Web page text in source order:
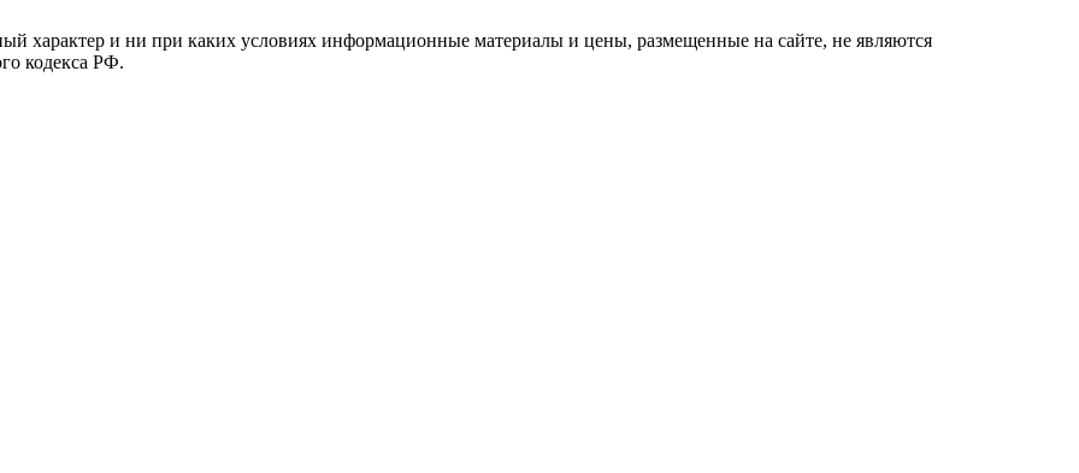
характер и ни при каких условиях информационные материалы и цены, размещенные на сайте, не являются
кодекса РФ.